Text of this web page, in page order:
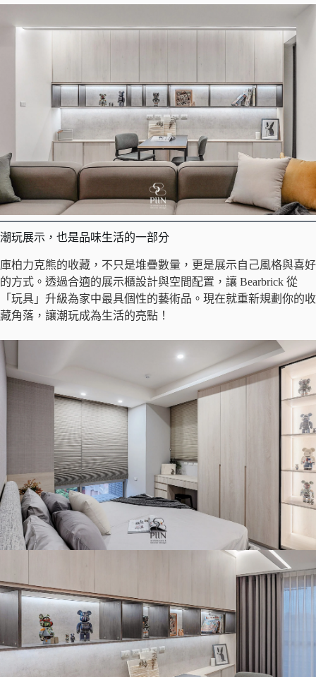
潮玩展示，也是品味生活的一部分
庫柏力克熊的收藏，不只是堆疊數量，更是展示自己風格與喜好
的方式。透過合適的展示櫃設計與空間配置，讓 Bearbrick 從
「玩具」升級為家中最具個性的藝術品。現在就重新規劃你的收
藏角落，讓潮玩成為生活的亮點！